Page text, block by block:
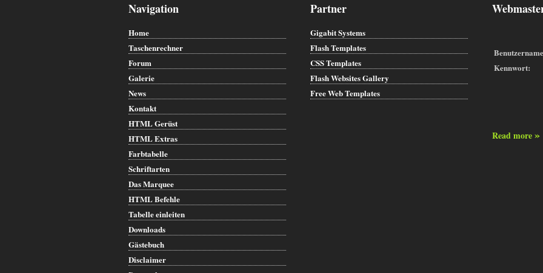
Navigation
Home
Taschenrechner
Forum
Galerie
News
Kontakt
HTML Gerüst
HTML Extras
Farbtabelle
Schriftarten
Das Marquee
HTML Befehle
Tabelle einleiten
Downloads
Gästebuch
Disclaimer
Partner
Gigabit Systems
Flash Templates
CSS Templates
Flash Websites Gallery
Free Web Templates
Kennwort:
Read more»